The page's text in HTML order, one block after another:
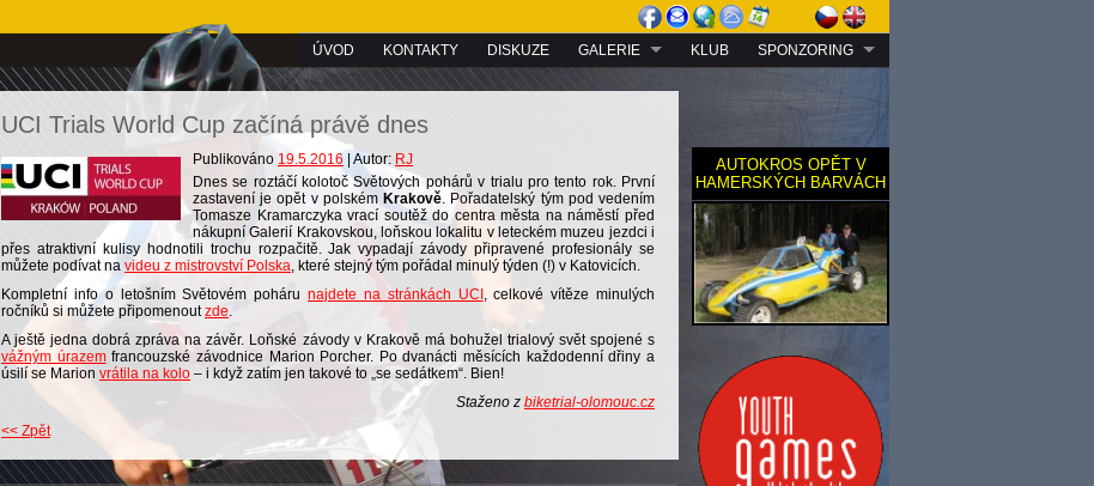
ÚVOD KONTAKTY DISKUZE GALERIE KLUB SPONZORING
UCI Trials World Cup začíná právě dnes
Publikováno 19.5.2016 | Autor: RJ
Dnes se roztáčí kolotoč Světových pohárů v trialu pro tento rok. První
zastavení je opět v polském Krakově. Pořadatelský tým pod vedením
Tomasze Kramarczyka vrací soutěž do centra města na náměstí před
nákupní Galerií Krakovskou, loňskou lokalitu v leteckém muzeu jezdci i
přes atraktivní kulisy hodnotili trochu rozpačitě. Jak vypadají závody připravené profesionály se
můžete podívat na videu z mistrovství Polska, které stejný tým pořádal minulý týden (!) v Katovicích.
Kompletní info o letošním Světovém poháru najdete na stránkách UCI , celkové vítěze minulých
ročníků si můžete připomenoutzde.
A ještě jedna dobrá zpráva na závěr. Loňské závody v Krakově má bohužel trialový svět spojené s
vážným úrazemfrancouzské závodnice Marion Porcher. Po dvanácti měsících každodenní dřiny a
úsilí se Marion vrátila na kolo – i když zatím jen takové to „se sedátkem“. Bien!
Staženo z biketrial-olomouc.cz
<< Zpět
AUTOKROS OPĚT V
HAMERSKÝCH BARVÁCH